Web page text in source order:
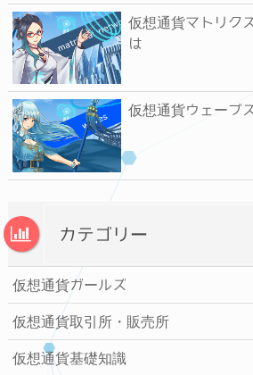
仮想通貨マトリク
は
仮想通貨ウェーブ
カテゴリー
仮想通貨ガールズ
仮想通貨取引所・販売所
仮想通貨基礎知識